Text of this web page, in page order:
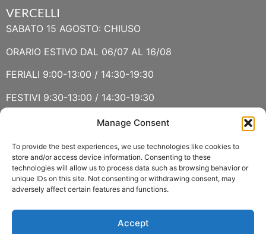
Manage Consent
To provide the best experiences, we use technologies like cookies to
store and/or access device information. Consenting to these
technologies will allow us to process data such as browsing behavior or
unique IDs on this site. Not consenting or withdrawing consent, may
adversely affect certain features and functions.
Accept
VERCELLI
SABATO 15 AGOSTO: CHIUSO
ORARIO ESTIVO DAL 06/07 AL 16/08
FERIALI 9:00-13:00 / 14:30-19:30
FESTIVI 9:30-13:00 / 14:30-19:30
SABATO 15 AGOSTO E DOMENICA 16 AGOSTO: CHIUSO
ORARIO ESTIVO LUGLIO E AGOSTO
FERIALI 8:30-13:00 / 15:00-19:00
FESTIVI 8:30-12:30